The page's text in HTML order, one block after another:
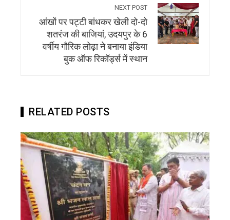
NEXT POST
आंखों पर पट्टी बांधकर खेली दो-दो
शतरंज की बाजियां, उदयपुर के 6
वर्षीय गौरिक लोढ़ा ने बनाया इंडिया
बुक ऑफ रिकॉर्ड्स में स्थान
RELATED POSTS